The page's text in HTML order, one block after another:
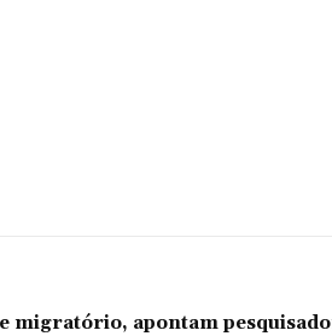
migratório, apontam